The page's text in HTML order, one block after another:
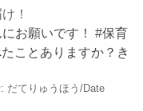
！
お願いです！ #保育
ことありますか？き
だてりゅうほう/Date